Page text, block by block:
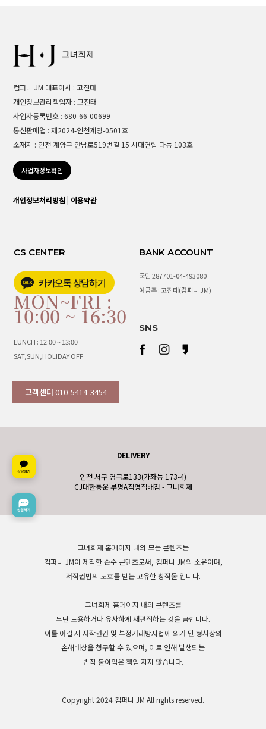
컴퍼니 JM 대표이사 : 고진태
개인정보관리책임자 : 고진태
사업자등록번호 : 680-66-00699
통신판매업 : 제2024-인천계양-0501호
소재지 : 인천 계양구 안남로519번길 15 시대연립 다동 103호
사업자정보확인
개인정보처리방침 | 이용약관
CS CENTER
MON~FRI :
10:00 ~ 16:30
LUNCH : 12:00 ~ 13:00
SAT,SUN,HOLIDAY OFF
고객센터 010-5414-3454
BANK ACCOUNT
국민 287701-04-493080
예금주 : 고진태(컴퍼니 JM)
SNS
DELIVERY
인천 서구 염곡로133(가좌동 173-4)
CJ대한통운 부평A직영집배점 - 그녀희제
그녀희제 홈페이지 내의 모든 콘텐츠는
컴퍼니 JM이 제작한 순수 콘텐츠로써, 컴퍼니 JM의 소유이며,
저작권법의 보호를 받는 고유한 창작물 입니다.
그녀희제 홈페이지 내의 콘텐츠를
무단 도용하거나 유사하게 재편집하는 것을 금합니다.
이를 어길 시 저작권권 및 부정거래방지법에 의거 민.형사상의
손해배상을 청구할 수 있으며, 이로 인해 발생되는
법적 불이익은 책임 지지 않습니다.
Copyright 2024 컴퍼니 JM All rights reserved.